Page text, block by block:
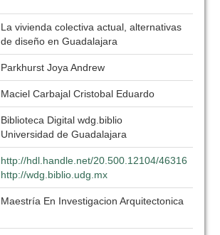
La vivienda colectiva actual, alternativas
de diseño en Guadalajara
Parkhurst Joya Andrew
Maciel Carbajal Cristobal Eduardo
Biblioteca Digital wdg.biblio
Universidad de Guadalajara
http://hdl.handle.net/20.500.12104/46316
http://wdg.biblio.udg.mx
Maestría En Investigacion Arquitectonica